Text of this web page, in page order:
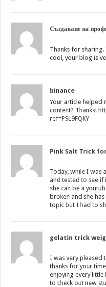
Създаване на
Thanks for
cool, your blog is
binance
Your article helped
content? Thanks!
ref=P9L9FQKY
Pink Salt Trick
Today, while I was
and tested to see if
she can be a
broken and she
topic but I had to
gelatin trick
I was very pleased
thanks for your
enjoying every
to check out new